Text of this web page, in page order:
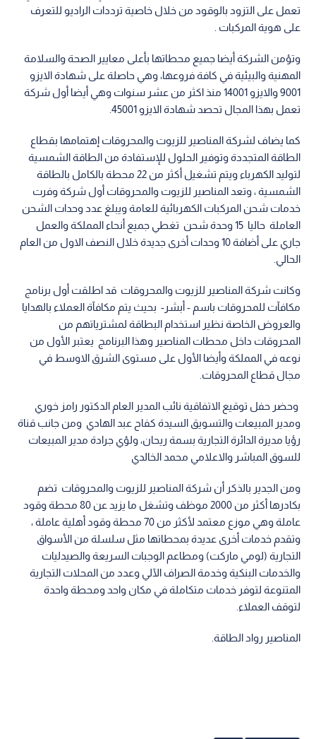
تعمل على التزود بالوقود من خلال خاصية ترددات الراديو للتعرف
على هوية المركبات .
وتؤمن الشركة أيضا جميع محطاتها بأعلى معايير الصحة والسلامة
المهنية والبيئية في كافة فروعها، وهي حاصلة على شهادة الايزو
9001 والايزو 14001 منذ اكثر من عشر سنوات وهي أيضا أول شركة
تعمل بهذا المجال تحصد شهادة الايزو 45001.
كما يضاف لشركة المناصير للزيوت والمحروقات إهتمامها بقطاع
الطاقة المتجددة وتوفير الحلول للإستفادة من الطاقة الشمسية
لتوليد الكهرباء ويتم تشغيل أكثر من 22 محطة بالكامل بالطاقة
الشمسية ، وتعد المناصير للزيوت والمحروقات أول شركة وفرت
خدمات شحن المركبات الكهربائية للعامة ويبلغ عدد وحدات الشحن
العاملة حاليا 15 وحدة شحن تغطي جميع أنحاء المملكة والعمل
جاري على أضافة 10 وحدات أخرى جديدة خلال النصف الاول من العام
الحالي.
وكانت شركة المناصير للزيوت والمحروقات قد اطلقت أول برنامج
مكافآت للمحروقات باسم - أبشر- بحيث يتم مكافآة العملاء بالهدايا
والعروض الخاصة نظير استخدام البطاقة لمشترياتهم من
المحروقات داخل محطات المناصير وهذا البرنامج يعتبر الأول من
نوعه في المملكة وأيضا الأول على مستوى الشرق الاوسط في
مجال قطاع المحروقات.
وحضر حفل توقيع الاتفاقية نائب المدير العام الدكتور رامز خوري
ومدير المبيعات والتسويق السيدة كفاح عبد الهادي ومن جانب قناة
رؤيا مديرة الدائرة التجارية بسمة ريحان، ولؤي جرادة مدير المبيعات
للسوق المباشر والاعلامي محمد الخالدي
ومن الجدير بالذكر أن شركة المناصير للزيوت والمحروقات تضم
بكادرها أكثر من 2000 موظف وتشغل ما يزيد عن 80 محطة وقود
عاملة وهي موزع معتمد لأكثر من 70 محطة وقود أهلية عاملة ،
وتقدم خدمات أخرى عديدة بمحطاتها مثل سلسلة من الأسواق
التجارية (لومي ماركت) ومطاعم الوجبات السريعة والصيدليات
والخدمات البنكية وخدمة الصراف الآلي وعدد من المحلات التجارية
المتنوعة لتوفر خدمات متكاملة في مكان واحد ومحطة واحدة
لتوقف العملاء.
المناصير رواد الطاقة.